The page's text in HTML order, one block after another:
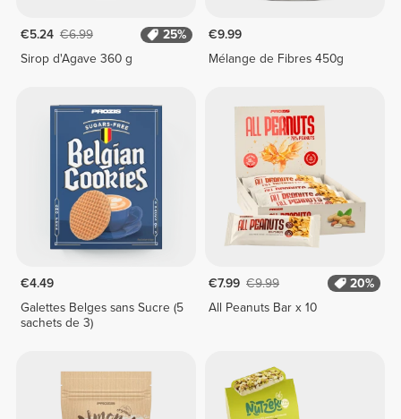
€5.24 €6.99
25%
Sirop d'Agave 360 g
€9.99
Mélange de Fibres 450g
€4.49
Galettes Belges sans Sucre (5
sachets de 3)
€7.99 €9.99
20%
All Peanuts Bar x 10